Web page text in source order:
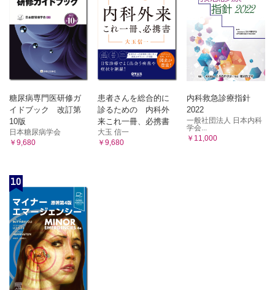
2 挿管確認
XII 整形外科領域
XIII 皮膚科領域
2 検査の工夫
3 正常超音波像と観察のポイント
4 疾患各論
糖尿病専門医研修ガ
イドブック 改訂第
10版
日本糖尿病学会
￥9,680
患者さんを総合的に
診るための 内科外
来これ一冊、必携書
大玉 信一
￥9,680
内科救急診療指針
2022
一般社団法人 日本内科
学会...
￥11,000
10